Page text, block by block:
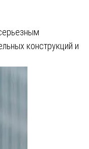
конструкций и